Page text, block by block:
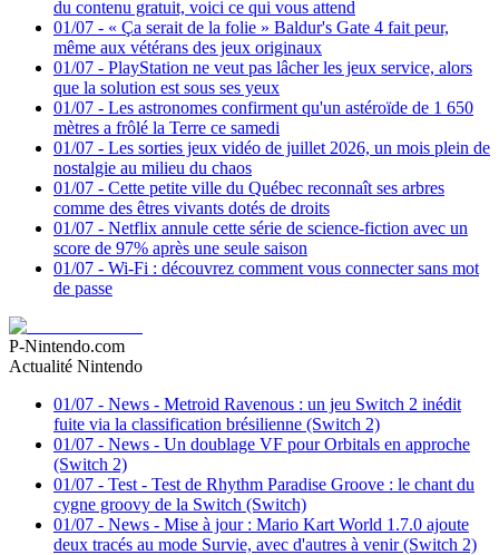
du contenu gratuit, voici ce qui vous attend
01/07 - « Ça serait de la folie » Baldur's Gate 4 fait peur,
même aux vétérans des jeux originaux
01/07 - PlayStation ne veut pas lâcher les jeux service, alors
que la solution est sous ses yeux
01/07 - Les astronomes confirment qu'un astéroïde de 1 650
mètres a frôlé la Terre ce samedi
01/07 - Les sorties jeux vidéo de juillet 2026, un mois plein de
nostalgie au milieu du chaos
01/07 - Cette petite ville du Québec reconnaît ses arbres
comme des êtres vivants dotés de droits
01/07 - Netflix annule cette série de science-fiction avec un
score de 97% après une seule saison
01/07 - Wi-Fi : découvrez comment vous connecter sans mot
de passe
P-Nintendo.com
Actualité Nintendo
01/07 - News - Metroid Ravenous : un jeu Switch 2 inédit
fuite via la classification brésilienne (Switch 2)
01/07 - News - Un doublage VF pour Orbitals en approche
(Switch 2)
01/07 - Test - Test de Rhythm Paradise Groove : le chant du
cygne groovy de la Switch (Switch)
01/07 - News - Mise à jour : Mario Kart World 1.7.0 ajoute
deux tracés au mode Survie, avec d'autres à venir (Switch 2)